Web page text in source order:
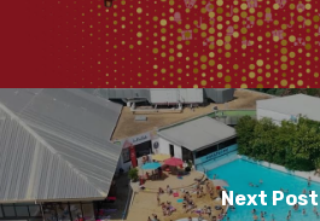
Next Post